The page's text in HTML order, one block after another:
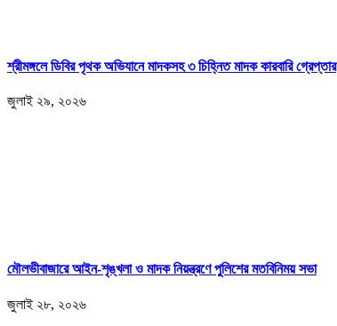
শ্রীমঙ্গলে ডিবির পৃথক অভিযানে মাদকসহ ৩ চিহ্নিত মাদক কারবারি গ্রেপ্তার
জুলাই ২৯, ২০২৬
মৌলভীবাজারে আইন-শৃঙ্খলা ও মাদক নিয়ন্ত্রণে পুলিশের মতবিনিময় সভা
জুলাই ২৮, ২০২৬